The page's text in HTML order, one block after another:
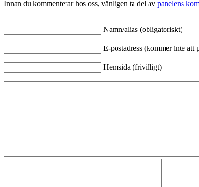
Innan du kommenterar hos oss, vänligen ta del av panelens
Namn/alias (obligatoriskt)
E-postadress (kommer inte att
Hemsida (frivilligt)